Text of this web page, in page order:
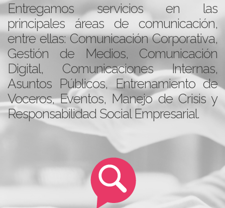
Entregamos servicios en las
principales áreas de comunicación,
entre ellas: Comunicación Corporativa,
Gestión de Medios, Comunicación
Digital, Comunicaciones Internas,
Asuntos Públicos, Entrenamiento de
Voceros, Eventos, Manejo de Crisis y
Responsabilidad Social Empresarial.